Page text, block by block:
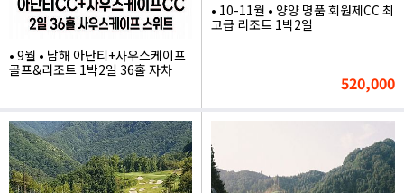
• 9월 • 남해 아난티+사우스케이프
골프&리조트 1박2일 36홀 자차
620,000
• 10-11월 • 양양 명품 회원제CC 최
고급 리조트 1박2일
520,000